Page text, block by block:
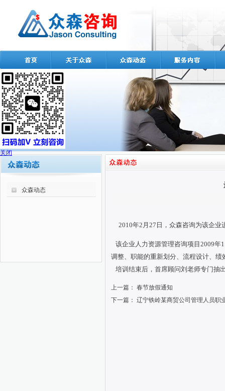
众森动态
2010年2月27日，众森咨询为该企
该企业人力资源管理咨询项目2009年
调整、职能的重新划分、流程设计、
培训结束后，首席顾问刘老师专门抽
上一篇： 春节放假通知
下一篇： 辽宁铁岭某商贸公司管理人员职
关闭